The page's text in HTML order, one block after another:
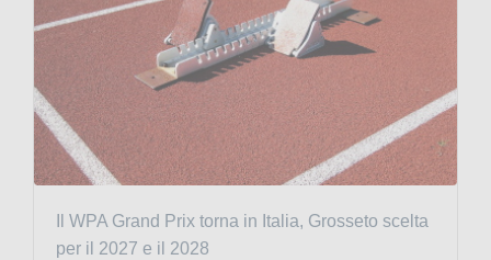
Il WPA Grand Prix torna in Italia, Grosseto scelta
per il 2027 e il 2028